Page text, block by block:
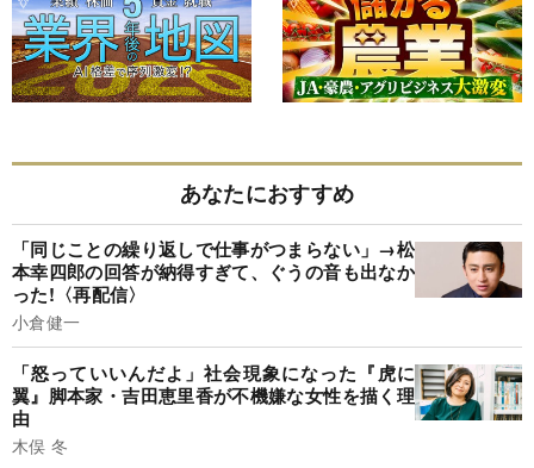
あなたにおすすめ
「同じことの繰り返しで仕事がつまらない」→松
本幸四郎の回答が納得すぎて、ぐうの音も出なか
った!〈再配信〉
小倉健一
「怒っていいんだよ」社会現象になった『虎に
翼』脚本家・吉田恵里香が不機嫌な女性を描く理
由
木俣 冬